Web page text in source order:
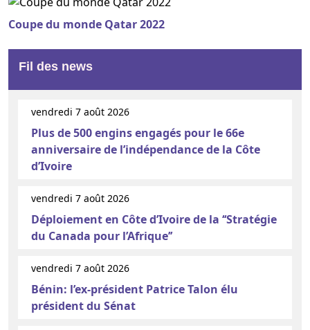
Coupe du monde Qatar 2022
Fil des news
vendredi 7 août 2026
Plus de 500 engins engagés pour le 66e
anniversaire de l’indépendance de la Côte
d’Ivoire
vendredi 7 août 2026
Déploiement en Côte d’Ivoire de la ‘‘Stratégie
du Canada pour l’Afrique’’
vendredi 7 août 2026
Bénin: l’ex-président Patrice Talon élu
président du Sénat